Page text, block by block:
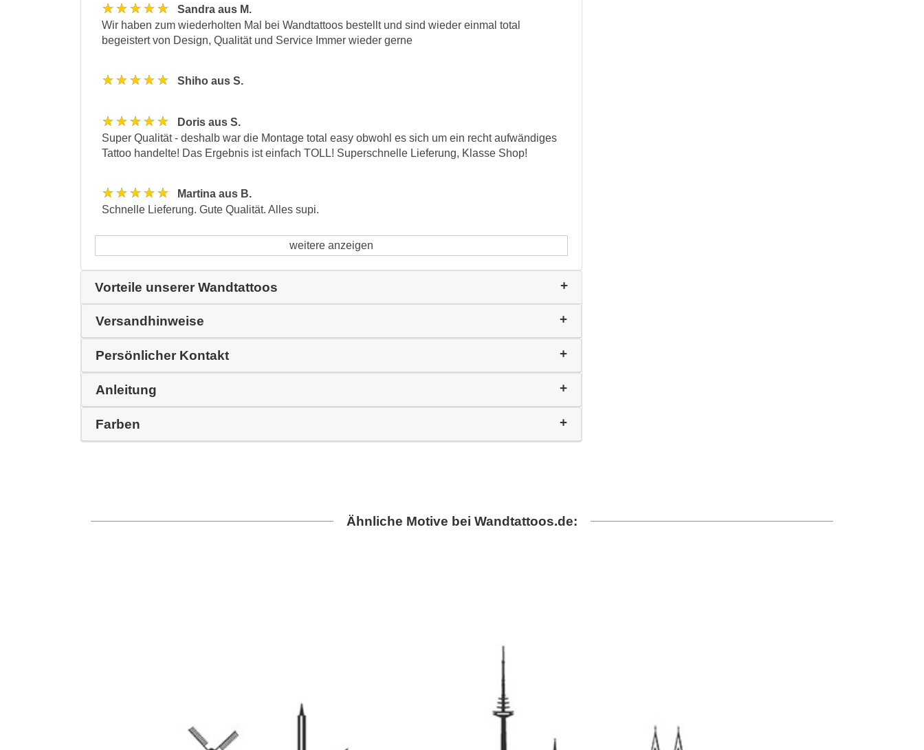
★★★★★
Sandra aus M.
Wir haben zum wiederholten Mal bei Wandtattoos bestellt und sind wieder einmal total
begeistert von Design, Qualität und Service Immer wieder gerne
★★★★★ Shiho aus S.
★★★★★
Doris aus S.
Super Qualität - deshalb war die Montage total easy obwohl es sich um ein recht aufwändiges
Tattoo handelte! Das Ergebnis ist einfach TOLL! Superschnelle Lieferung, Klasse Shop!
★★★★★
Martina aus B.
Schnelle Lieferung. Gute Qualität. Alles supi.
weitere anzeigen
Vorteile unserer Wandtattoos
Versandhinweise
Persönlicher Kontakt
Anleitung
Farben
Ähnliche Motive bei Wandtattoos.de: